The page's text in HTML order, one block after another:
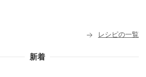
レシピの一覧
新着